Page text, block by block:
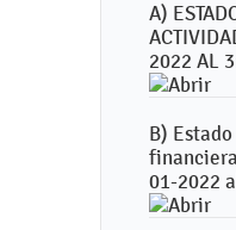
A)
2022 AL
B)
01-2022